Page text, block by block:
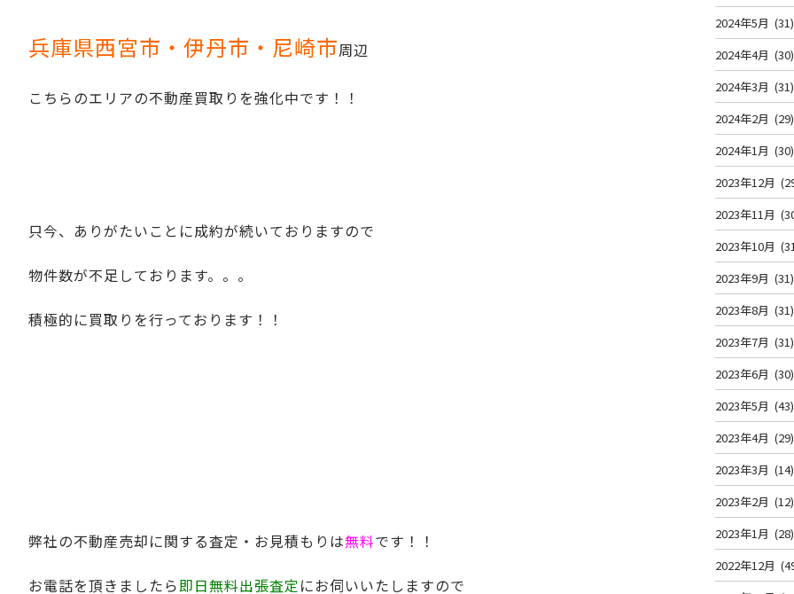
兵庫県西宮市・伊丹市・尼崎市周辺
こちらのエリアの不動産買取りを強化中です！！
只今、ありがたいことに成約が続いておりますので
物件数が不足しております。。。
積極的に買取りを行っております！！
弊社の不動産売却に関する査定・お見積もりは無料です！！
お電話を頂きましたら即日無料出張査定にお伺いいたしますので
2024年5月 (31)
2024年4月 (30)
2024年3月 (31)
2024年2月 (29)
2024年1月 (30)
2023年12月
2023年11月
2023年10月
2023年9月 (31)
2023年8月 (31)
2023年7月 (31)
2023年6月 (30)
2023年5月 (43)
2023年4月 (29)
2023年3月 (14)
2023年2月 (12)
2023年1月 (28)
2022年12月